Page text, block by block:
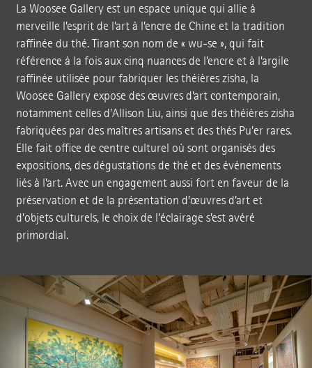
La Woosee Gallery est un espace unique qui allie à
merveille l’esprit de l’art à l’encre de Chine et la tradition
raffinée du thé. Tirant son nom de « wu-se », qui fait
référence à la fois aux cinq nuances de l’encre et à l’argile
raffinée utilisée pour fabriquer les théières zisha, la
Woosee Gallery expose des œuvres d’art contemporain,
notamment celles d’Allison Liu, ainsi que des théières zisha
fabriquées par des maîtres artisans et des thés Pu'er rares.
Elle fait office de centre culturel où sont organisés des
expositions, des dégustations de thé et des événements
liés à l’art. Avec un engagement aussi fort en faveur de la
préservation et de la présentation d’œuvres d’art et
d’objets culturels, le choix de l’éclairage s’est avéré
primordial.